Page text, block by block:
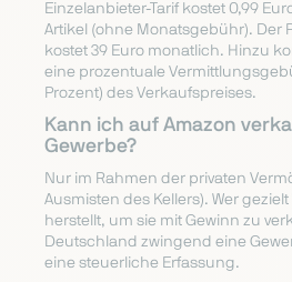
Einzelanbieter-Tarif kostet 0,99
Artikel (ohne Monatsgebühr). Der
kostet 39 Euro monatlich. Hinzu
eine prozentuale
Prozent) des Verkaufspreises.
Kann ich auf Amazon
Gewerbe?
Nur im Rahmen der privaten
Ausmisten des Kellers). Wer
herstellt, um sie mit Gewinn zu
Deutschland zwingend eine
eine steuerliche Erfassung.